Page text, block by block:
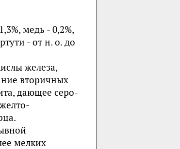
медь - 0,2%,
- от н. о. до
железа,
вторичных
дающее серо-
мелких